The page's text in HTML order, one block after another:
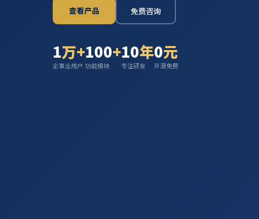
查看产品 免费咨询
1万+
企事业用户
100+
功能模块
10年
专注研发
0元
开源免费